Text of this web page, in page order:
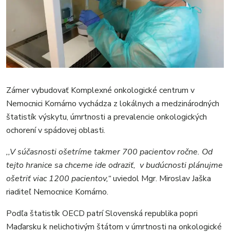
Zámer vybudovať Komplexné onkologické centrum v
Nemocnici Komárno vychádza z lokálnych a medzinárodných
štatistík výskytu, úmrtnosti a prevalencie onkologických
ochorení v spádovej oblasti.
,,V súčasnosti ošetríme takmer 700 pacientov ročne. Od
tejto hranice sa chceme ide odraziť, v budúcnosti plánujme
ošetriť viac 1200 pacientov,“uviedol Mgr. Miroslav Jaška
riaditeľ Nemocnice Komárno.
Podľa štatistík OECD patrí Slovenská republika popri
Maďarsku k nelichotivým štátom v úmrtnosti na onkologické